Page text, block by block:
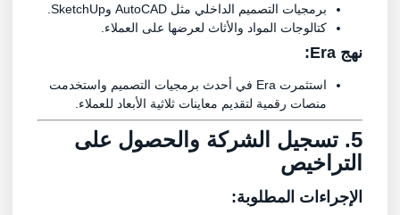
برمجيات التصميم الداخلي مثل AutoCAD وSketchUp.
كتالوجات المواد والأثاث لعرضها على العملاء.
نهج Era:
استثمرت Era في أحدث برمجيات التصميم واستخدمت
منصات رقمية لتقديم معاينات ثلاثية الأبعاد للعملاء.
5. تسجيل الشركةوالحصول على
التراخيص
الإجراءات المطلوبة: